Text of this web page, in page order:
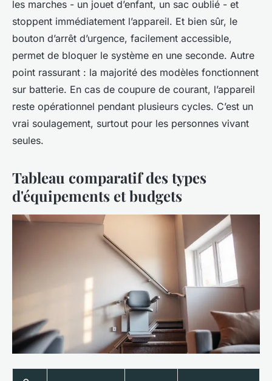
les marches - un jouet d’enfant, un sac oublié - et
stoppent immédiatement l’appareil. Et bien sûr, le
bouton d’arrêt d’urgence, facilement accessible,
permet de bloquer le système en une seconde. Autre
point rassurant : la majorité des modèles fonctionnent
sur batterie. En cas de coupure de courant, l’appareil
reste opérationnel pendant plusieurs cycles. C’est un
vrai soulagement, surtout pour les personnes vivant
seules.
Tableau comparatif des types
d'équipements et budgets